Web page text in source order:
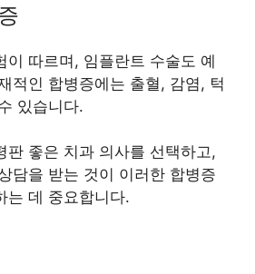
이 따르며, 임플란트 수술도 예
적인 합병증에는 출혈, 감염, 턱
있습니다.
판 좋은 치과 의사를 선택하고,
담을 받는 것이 이러한 합병증
는 데 중요합니다.